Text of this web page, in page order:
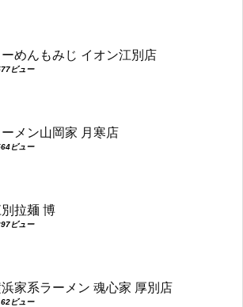
ーめんもみじ イオン江別店
ビュー
ーメン山岡家 月寒店
ビュー
拉麺 博
ビュー
家系ラーメン 魂心家 厚別店
ビュー